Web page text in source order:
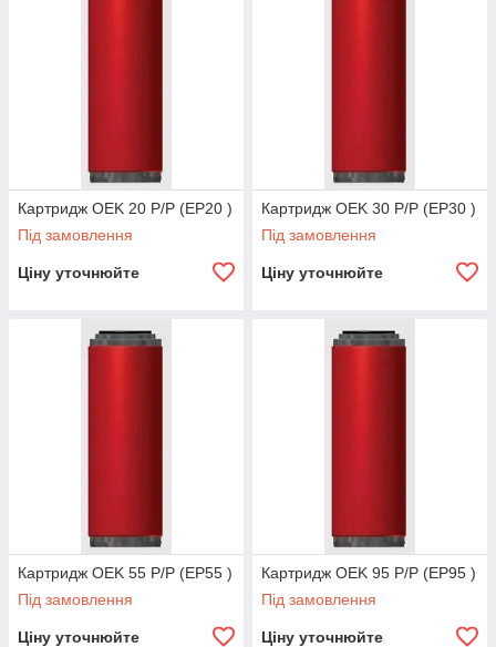
Картридж OEK 20 P/P (EP20 )
Під замовлення
Ціну уточнюйте
Картридж OEK 30 P/P (EP30 )
Під замовлення
Ціну уточнюйте
Картридж OEK 55 P/P (EP55 )
Під замовлення
Ціну уточнюйте
Картридж OEK 95 P/P (EP95 )
Під замовлення
Ціну уточнюйте